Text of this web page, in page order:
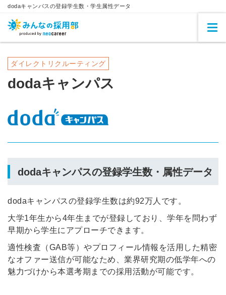
dodaキャンパスの登録学生数・学生属性データ
ダイレクトリクルーティング
dodaキャンパス
dodaキャンパスの登録学生数・属性データ
dodaキャンパスの登録学生数は約92万人です。
大学1年生から4年生までが登録しており、学年を問わず
早期から学生にアプローチできます。
適性検査（GAB等）やプロフィール情報を活用した精密
なオファー送信が可能なため、業界研究期の低学年への
魅力づけから本選考期までの採用活動が可能です。